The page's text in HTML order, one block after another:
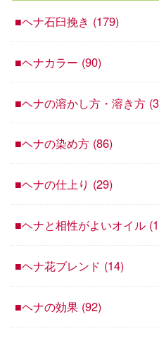
■ヘナ石臼挽き (179)
■ヘナカラー (90)
■ヘナの溶かし方・溶き方
■ヘナの染め方 (86)
■ヘナの仕上り (29)
■ヘナと相性がよいオイル
■ヘナ花ブレンド (14)
■ヘナの効果 (92)